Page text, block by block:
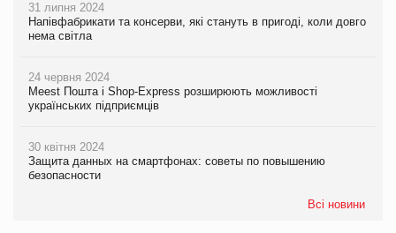
31 липня 2024
Напівфабрикати та консерви, які стануть в пригоді, коли довго
нема світла
24 червня 2024
Meest Пошта і Shop-Express розширюють можливості
українських підприємців
30 квітня 2024
Защита данных на смартфонах: советы по повышению
безопасности
Всі новини